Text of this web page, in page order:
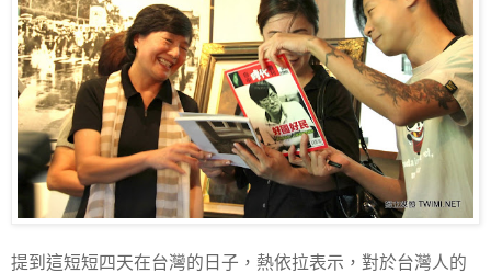
提到這短短四天在台灣的日子，熱依拉表示，對於台灣人的